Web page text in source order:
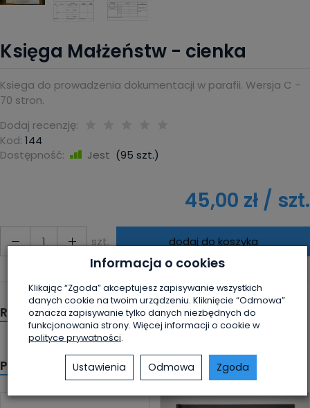
Księga Małżeństw - cienka
Ksiega do prowadzenia dokumentacji w parafii. Wersja C -
70 stron.
Dodaj recenzję:
Kod: 144
Dostępność:
Jest (95 szt.)
45,00 zł / szt.
szt. dodaj do koszyka
Recenzje
Polecane produkty
Informacja o cookies
Klikając “Zgoda” akceptujesz zapisywanie wszystkich
danych cookie na twoim urządzeniu. Kliknięcie “Odmowa”
oznacza zapisywanie tylko danych niezbędnych do
funkcjonowania strony. Więcej informacji o cookie w
polityce prywatności.
Ustawienia Odmowa Zgoda